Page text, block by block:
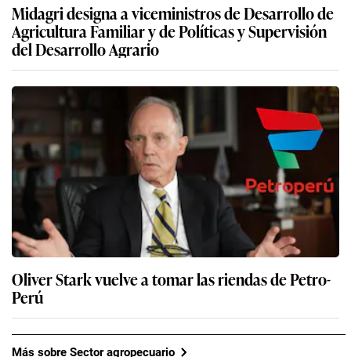
Midagri designa a viceministros de Desarrollo de
Agricultura Familiar y de Políticas y Supervisión
del Desarrollo Agrario
Oliver Stark vuelve a tomar las riendas de Petro-
Perú
Más sobre Sector agropecuario